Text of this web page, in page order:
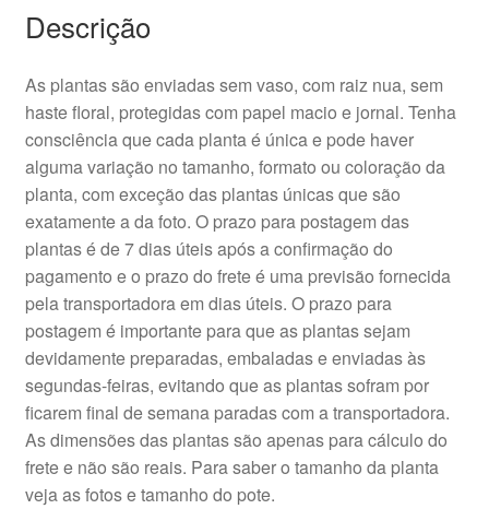
Descrição
As plantas são enviadas sem vaso, com raiz nua, sem
haste floral, protegidas com papel macio e jornal. Tenha
consciência que cada planta é única e pode haver
alguma variação no tamanho, formato ou coloração da
planta, com exceção das plantas únicas que são
exatamente a da foto. O prazo para postagem das
plantas é de 7 dias úteis após a confirmação do
pagamento e o prazo do frete é uma previsão fornecida
pela transportadora em dias úteis. O prazo para
postagem é importante para que as plantas sejam
devidamente preparadas, embaladas e enviadas às
segundas-feiras, evitando que as plantas sofram por
ficarem final de semana paradas com a transportadora.
As dimensões das plantas são apenas para cálculo do
frete e não são reais. Para saber o tamanho da planta
veja as fotos e tamanho do pote.